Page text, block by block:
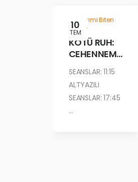
10
TEM
Gösterimi Biten
Filmler
KÖTÜ RUH:
CEHENNEM
SEANSLAR: 11:15
ALTYAZILI
SEANSLAR: 17:45
...